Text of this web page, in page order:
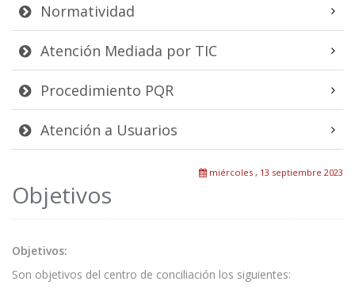
Normatividad
Atención Mediada por TIC
Procedimiento PQR
Atención a Usuarios
miércoles , 13 septiembre 2023
Objetivos
Objetivos:
Son objetivos del centro de conciliación los siguientes: